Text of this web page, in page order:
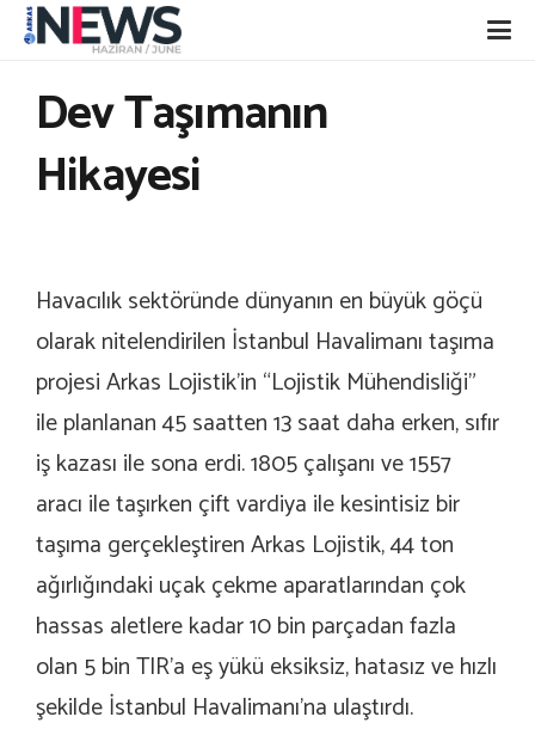
Dev Taşımanın
Hikayesi
Havacılık sektöründe dünyanın en büyük göçü
olarak nitelendirilen İstanbul Havalimanı taşıma
projesi Arkas Lojistik’in “Lojistik Mühendisliği”
ile planlanan 45 saatten 13 saat daha erken, sıfır
iş kazası ile sona erdi. 1805 çalışanı ve 1557
aracı ile taşırken çift vardiya ile kesintisiz bir
taşıma gerçekleştiren Arkas Lojistik, 44 ton
ağırlığındaki uçak çekme aparatlarından çok
hassas aletlere kadar 10 bin parçadan fazla
olan 5 bin TIR’a eş yükü eksiksiz, hatasız ve hızlı
şekilde İstanbul Havalimanı’na ulaştırdı.